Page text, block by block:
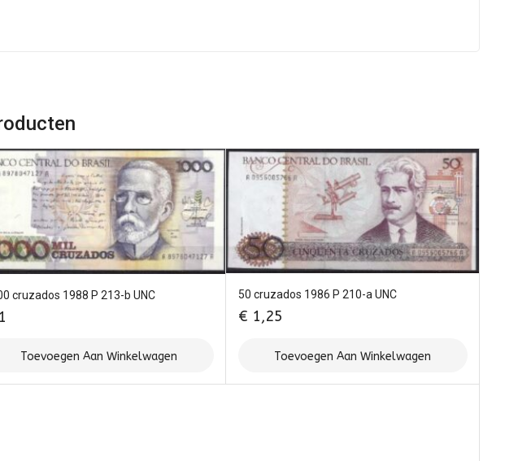
cruzados 1988 P 213-b UNC
1
Toevoegen Aan Winkelwagen
50 cruzados 1986 P 210-a UNC
€ 1,25
Toevoegen Aan Winkelwagen